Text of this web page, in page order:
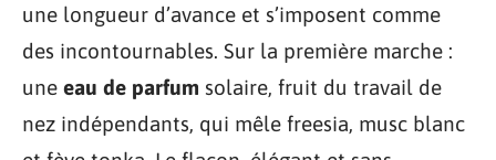
une longueur d’avance et s’imposent comme
des incontournables. Sur la première marche :
une eau de parfum solaire, fruit du travail de
nez indépendants, qui mêle freesia, musc blanc